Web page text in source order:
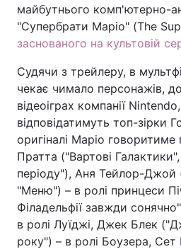
Головна
Україна
Економіка
Спорт
Техно і зв'язок
Зброя
Здоров'я
Цікавинки
майбутнього комп'ютерно-
"Супербрати Маріо" (The
заснованого на культовій
Судячи з трейлеру, в
чекає чимало персонажів,
відеоіграх компанії
відповідатимуть топ-зірки
оригіналі Маріо говоритиме
Пратта ("Вартові
періоду"), Аня Тейлор-Джой
"Меню") – в ролі принцеси
Філадельфії завжди
в ролі Луїджі, Джек Блек
року") – в ролі Боузера, Сет